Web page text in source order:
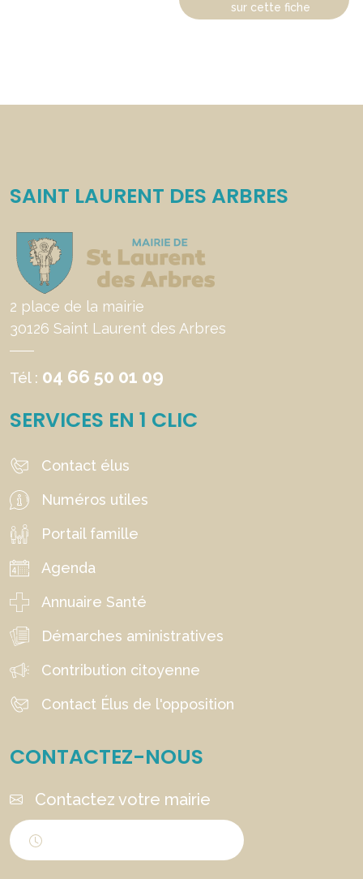
sur cette fiche
SAINT LAURENT DES ARBRES
2 place de la mairie
30126 Saint Laurent des Arbres
Tél : 04 66 50 01 09
SERVICES EN 1 CLIC
Contact élus
Numéros utiles
Portail famille
Agenda
Annuaire Santé
Démarches aministratives
Contribution citoyenne
Contact Élus de l'opposition
CONTACTEZ-NOUS
Contactez votre mairie